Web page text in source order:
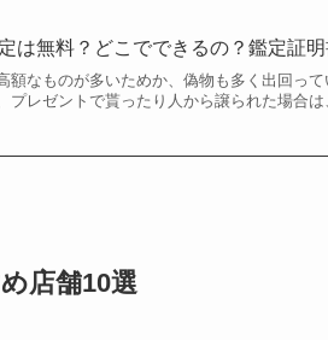
は無料？どこでできるの？鑑定証
額なものが多いためか、偽物も多く出回っ
プレゼントで貰ったり人から譲られた場合
店舗10選